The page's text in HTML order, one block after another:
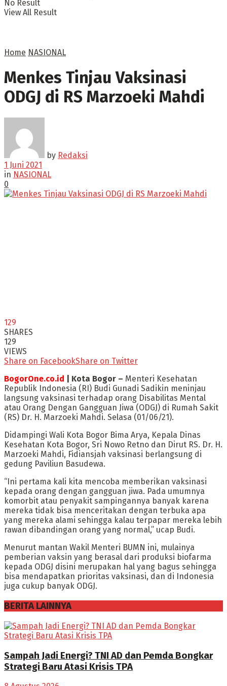
No Result
View All Result
Home NASIONAL
Menkes Tinjau Vaksinasi
ODGJ di RS Marzoeki Mahdi
by Redaksi
1 Juni 2021
in NASIONAL
0
129
SHARES
129
VIEWS
Share on FacebookShare on Twitter
BogorOne.co.id
| Kota Bogor – Menteri Kesehatan
Republik Indonesia (RI) Budi Gunadi Sadikin meninjau
langsung vaksinasi terhadap orang Disabilitas Mental
atau Orang Dengan Gangguan Jiwa (ODGJ) di Rumah Sakit
(RS) Dr. H. Marzoeki Mahdi. Selasa (01/06/21).
Didampingi Wali Kota Bogor Bima Arya, Kepala Dinas
Kesehatan Kota Bogor, Sri Nowo Retno dan Dirut RS. Dr. H.
Marzoeki Mahdi, Fidiansjah vaksinasi berlangsung di
gedung Paviliun Basudewa.
“Ini pertama kali kita mencoba memberikan vaksinasi
kepada orang dengan gangguan jiwa. Pada umumnya
komorbit atau penyakit sampingannya banyak karena
mereka tidak bisa menceritakan dengan terbuka apa
yang mereka alami sehingga kalau terpapar mereka lebih
rawan dibandingan orang yang normal,” ucap Budi.
Menurut mantan Wakil Menteri BUMN ini, mulainya
pemberian vaksin yang berasal dari produksi biofarma
kepada ODGJ disini merupakan hal yang bagus sehingga
bisa mendapatkan prioritas vaksinasi, dan di Indonesia
juga cukup banyak ODGJ.
BERITA LAINNYA
Sampah Jadi Energi? TNI AD dan Pemda Bongkar
Strategi Baru Atasi Krisis TPA